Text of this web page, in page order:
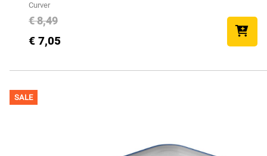
Curver
€ 8,49
€ 7,05
SALE